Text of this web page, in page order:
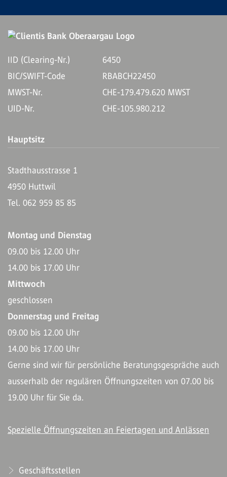
IID (Clearing-Nr.)
6450
BIC/SWIFT-Code
RBABCH22450
MWST-Nr.
CHE-179.479.620 MWST
UID-Nr.
CHE-105.980.212
Hauptsitz
Stadthausstrasse 1
4950 Huttwil
Tel. 062 959 85 85
Montag und Dienstag
09.00 bis 12.00 Uhr
14.00 bis 17.00 Uhr
Mittwoch
geschlossen
Donnerstag und Freitag
09.00 bis 12.00 Uhr
14.00 bis 17.00 Uhr
Gerne sind wir für persönliche Beratungsgespräche auch
ausserhalb der regulären Öffnungszeiten von 07.00 bis
19.00 Uhr für Sie da.
Spezielle Öffnungszeiten an Feiertagen und Anlässen
Geschäftsstellen